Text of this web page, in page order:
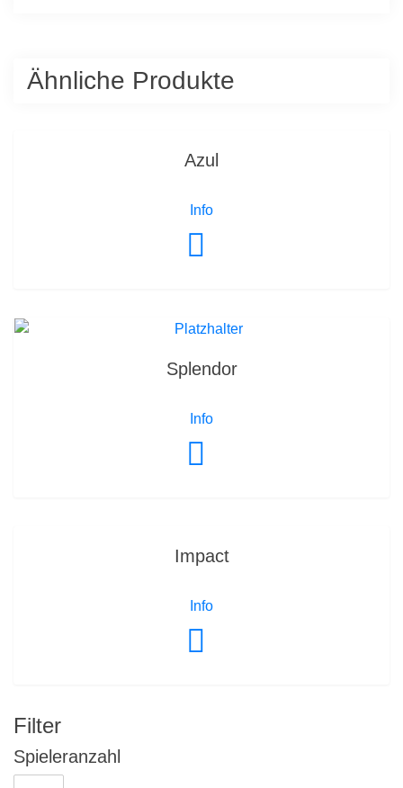
Ähnliche Produkte
Azul
Info
Splendor
Info
Impact
Info
Filter
Spieleranzahl